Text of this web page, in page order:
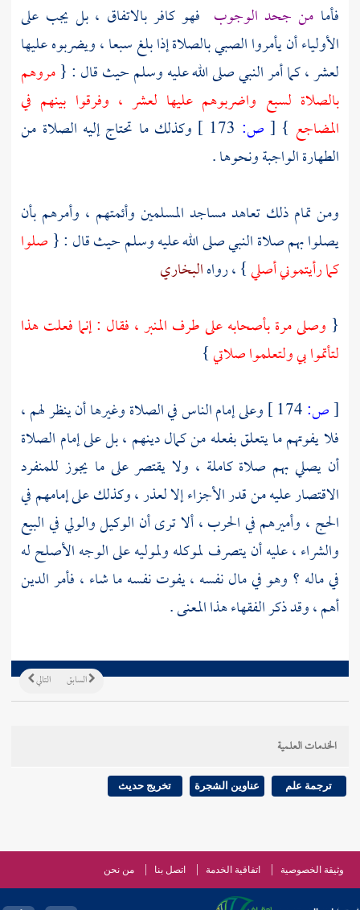
فأما من جحد الوجوب فهو كافر بالاتفاق ، بل يجب على
الأولياء أن يأمروا الصبي بالصلاة إذا بلغ سبعا ، ويضربوه عليها
لعشر ، كما أمر النبي صلى الله عليه وسلم حيث قال : {مروهم
بالصلاة لسبع واضربوهم عليها لعشر ، وفرقوا بينهم في
المضاجع }
[ ص:
وكذلك ما تحتاج إليه الصلاة من
الطهارة الواجبة ونحوها .
ومن تمام ذلك تعاهد مساجد المسلمين وأئمتهم ، وأمرهم بأن
يصلوا بهم صلاة النبي صلى الله عليه وسلم حيث قال : { صلوا
كما رأيتموني أصلي} ، رواهالبخاري
{ وصلى مرة بأصحابه على طرف المنبر ، فقال : إنما فعلت هذا
لتأتموا بي ولتعلموا صلاتي}
[ص:
وعلى إمام الناس في الصلاة وغيرها أن ينظر لهم ،
فلا يفوتهم ما يتعلق بفعله من كمال دينهم ، بل على إمام الصلاة
أن يصلي بهم صلاة كاملة ، ولا يقتصر على ما يجوز للمنفرد
الاقتصار عليه من قدر الأجزاء إلا لعذر ، وكذلك على إمامهم في
الحج ، وأميرهم في الحرب ، ألا ترى أن الوكيل والولي في البيع
والشراء ، عليه أن يتصرف لموكله ولموليه على الوجه الأصلح له
في ماله ؟ وهو في مال نفسه ، يفوت نفسه ما شاء ، فأمر الدين
أهم ، وقد ذكر الفقهاء هذا المعنى .
التالي السابق
الخدمات العلمية
ترجمة علم عناوين الشجرة تخريج حديث
وثيقة الخصوصية اتفاقية الخدمة اتصل بنا من نحن